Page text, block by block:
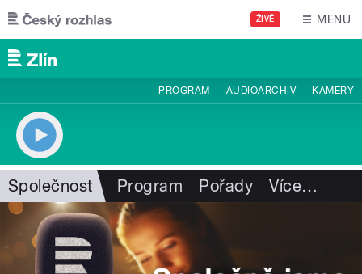
Přejít k hlavnímu obsahu
ŽIVĚ MENU
PROGRAM AUDIOARCHIV KAMERY
Společnost Program Pořady Více…